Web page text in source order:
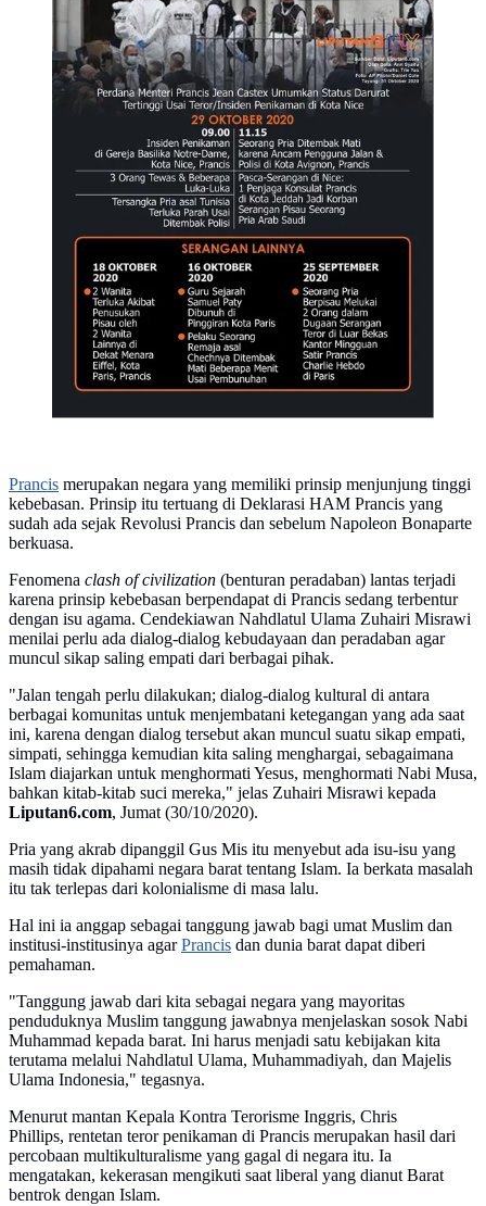
Prancis merupakan negara yang memiliki prinsip menjunjung tinggi
kebebasan. Prinsip itu tertuang di Deklarasi HAM Prancis yang
sudah ada sejak Revolusi Prancis dan sebelum Napoleon Bonaparte
berkuasa.
Fenomena clash of civilization (benturan peradaban) lantas terjadi
karena prinsip kebebasan berpendapat di Prancis sedang terbentur
dengan isu agama. Cendekiawan Nahdlatul Ulama Zuhairi Misrawi
menilai perlu ada dialog-dialog kebudayaan dan peradaban agar
muncul sikap saling empati dari berbagai pihak.
"Jalan tengah perlu dilakukan; dialog-dialog kultural di antara
berbagai komunitas untuk menjembatani ketegangan yang ada saat
ini, karena dengan dialog tersebut akan muncul suatu sikap empati,
simpati, sehingga kemudian kita saling menghargai, sebagaimana
Islam diajarkan untuk menghormati Yesus, menghormati Nabi Musa,
bahkan kitab-kitab suci mereka," jelas Zuhairi Misrawi kepada
Liputan6.com, Jumat (30/10/2020).
Pria yang akrab dipanggil Gus Mis itu menyebut ada isu-isu yang
masih tidak dipahami negara barat tentang Islam. Ia berkata masalah
itu tak terlepas dari kolonialisme di masa lalu.
Hal ini ia anggap sebagai tanggung jawab bagi umat Muslim dan
institusi-institusinya agarPrancis dan dunia barat dapat diberi
pemahaman.
"Tanggung jawab dari kita sebagai negara yang mayoritas
penduduknya Muslim tanggung jawabnya menjelaskan sosok Nabi
Muhammad kepada barat. Ini harus menjadi satu kebijakan kita
terutama melalui Nahdlatul Ulama, Muhammadiyah, dan Majelis
Ulama Indonesia," tegasnya.
Menurut mantan Kepala Kontra Terorisme Inggris, Chris
Phillips, rentetan teror penikaman di Prancis merupakan hasil dari
percobaan multikulturalisme yang gagal di negara itu. Ia
mengatakan, kekerasan mengikuti saat liberal yang dianut Barat
bentrok dengan Islam.